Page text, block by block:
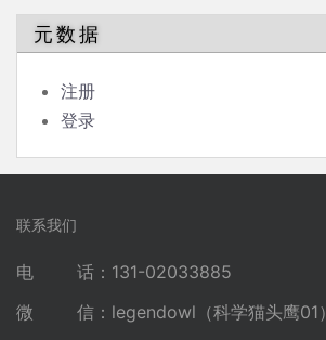
元数据
注册
登录
联系我们
电 话：131-02033885
微 信：legendowl（科学猫头鹰01）